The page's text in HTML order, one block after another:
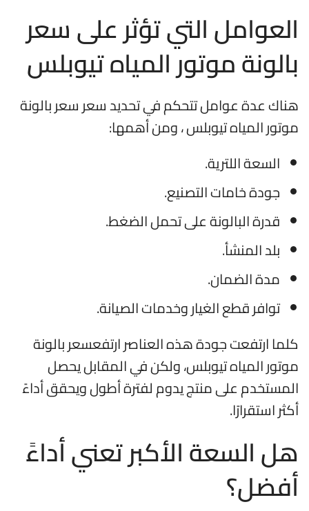
العوامل التي تؤثر على سعر
بالونة موتور المياه تيوبلس
هناك عدة عوامل تتحكم في تحديد سعر سعر بالونة
موتور المياه تيوبلس ، ومن أهمها:
السعة اللترية.
جودة خامات التصنيع.
قدرة البالونة على تحمل الضغط.
بلد المنشأ.
مدة الضمان.
توافر قطع الغيار وخدمات الصيانة.
كلما ارتفعت جودة هذه العناصر ارتفعسعر بالونة
موتور المياه تيوبلس، ولكن في المقابل يحصل
المستخدم على منتج يدوم لفترة أطول ويحقق أداءً
أكثر استقرارًا.
هل السعة الأكبر تعني أداءً
أفضل؟